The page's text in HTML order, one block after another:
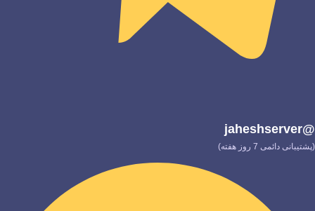
@jaheshserver
(پشتیبانی دائمی 7 روز هفته)